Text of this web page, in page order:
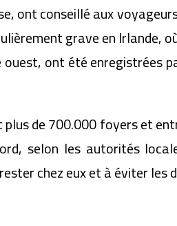
conseillé aux
grave en Irlande,
ont été enregistrées
de 700.000 foyers et
selon les autorités
chez eux et à éviter les